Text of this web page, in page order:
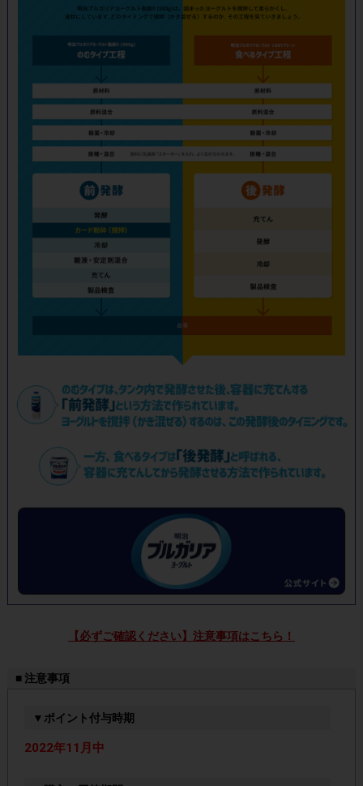
【必ずご確認ください】注意事項はこちら！
■ 注意事項
▼ポイント付与時期
2022年11月中